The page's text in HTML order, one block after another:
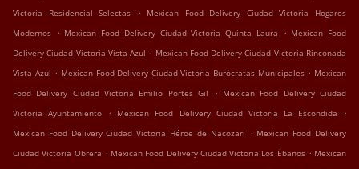
Victoria Residencial Selectas
.
Mexican Food Delivery Ciudad Victoria Hogares
Modernos . Mexican Food Delivery Ciudad Victoria Quinta Laura . Mexican Food
Delivery Ciudad Victoria Vista Azul . Mexican Food Delivery Ciudad Victoria Rinconada
Vista Azul . Mexican Food Delivery Ciudad Victoria Burócratas Municipales . Mexican
Food Delivery Ciudad Victoria Emilio Portes Gil
. Mexican Food Delivery Ciudad
Victoria Ayuntamiento
. Mexican Food Delivery Ciudad Victoria La Escondida
.
Mexican Food Delivery Ciudad Victoria Héroe de Nacozari . Mexican Food Delivery
Ciudad Victoria Obrera . Mexican Food Delivery Ciudad Victoria Los Ébanos . Mexican